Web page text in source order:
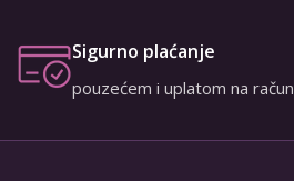
Sigurno plaćanje
pouzećem i uplatom na račun